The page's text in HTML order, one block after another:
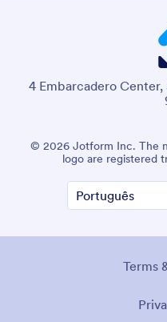
4 Embarcadero
© 2026 Jotform Inc. The
logo are registered
Terms